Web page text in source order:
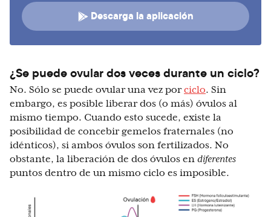
Descarga la aplicación
¿Se puede ovular dos veces durante un ciclo?
No. Sólo se puede ovular una vez porciclo. Sin
embargo, es posible liberar dos (o más) óvulos al
mismo tiempo. Cuando esto sucede, existe la
posibilidad de concebir gemelos fraternales (no
idénticos), si ambos óvulos son fertilizados. No
obstante, la liberación de dos óvulos en diferentes
puntos dentro de un mismo ciclo es imposible.